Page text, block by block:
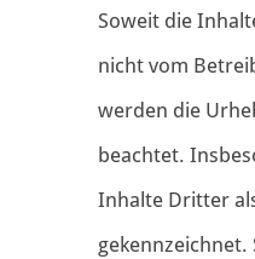
Soweit die
nicht vom
werden die
beachtet.
Inhalte Dritter